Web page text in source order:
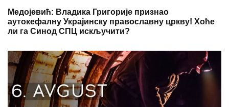
Медојевић: Владика Григорије признао
аутокефалну Украјинску православну цркву! Хоће
ли га Синод СПЦ искључити?